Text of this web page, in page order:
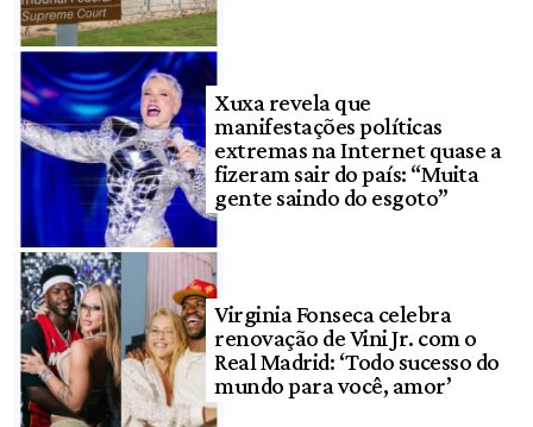
Xuxa revela que
manifestações políticas
extremas na Internet quase a
fizeram sair do país: “Muita
gente saindo do esgoto”
Virginia Fonseca celebra
renovação de Vini Jr. com o
Real Madrid: ‘Todo sucesso do
mundo para você, amor’